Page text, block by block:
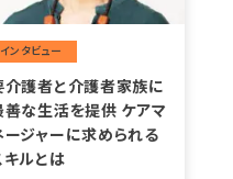
投稿
介護者と介護者家族に
善な生活を提供 ケアマ
ージャーに求められる
キルとは